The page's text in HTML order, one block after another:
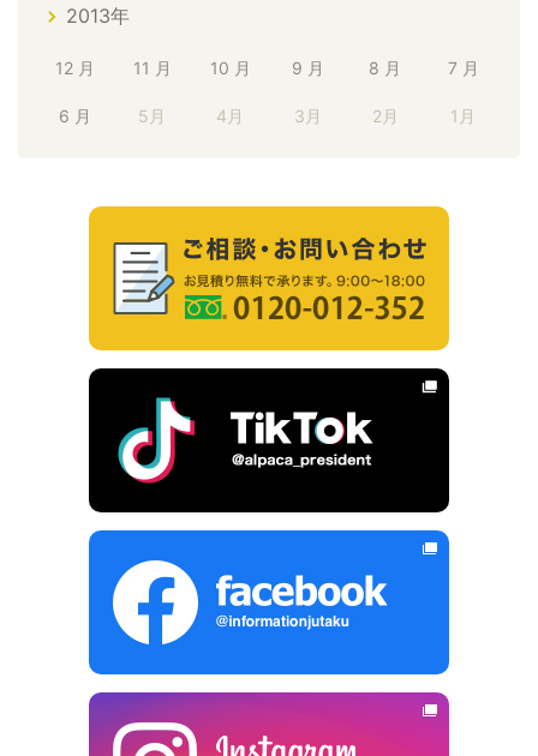
2013年
12 月 11 月 10 月 9 月 8 月 7 月
6 月 5月 4月 3月 2月 1月